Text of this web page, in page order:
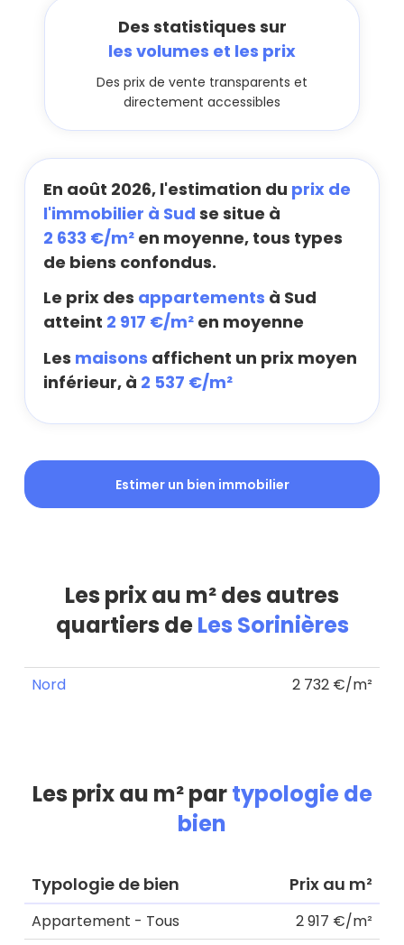
Des statistiques sur
les volumes et les prix
Des prix de vente transparents et
directement accessibles
En août 2026, l'estimation du prix de
l'immobilier à Sud se situe à
2 633 €/m² en moyenne, tous types
de biens confondus.
Le prix des appartements à Sud
atteint 2 917 €/m² en moyenne
Les maisons affichent un prix moyen
inférieur, à 2 537 €/m²
Estimer un bien immobilier
Les prix au m² des autres
quartiers deLes Sorinières
Nord 2 732 €/m²
Les prix au m² partypologie de
bien
Typologie de bien Prix au m²
Appartement - Tous 2 917 €/m²